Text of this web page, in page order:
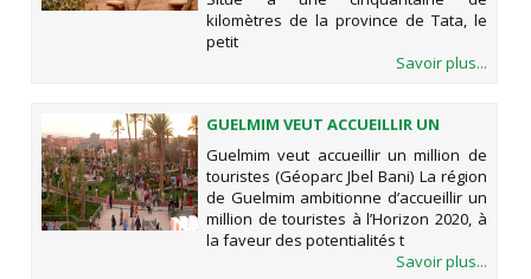
kilomètres de la province de Tata, le
petit
Savoir plus...
GUELMIM VEUT ACCUEILLIR UN
MILLION DE TOURISTES (GÉOPARC
JBEL BANI)
Guelmim veut accueillir un million de
touristes (Géoparc Jbel Bani) La région
de Guelmim ambitionne d’accueillir un
million de touristes à l’Horizon 2020, à
la faveur des potentialités t
Savoir plus...